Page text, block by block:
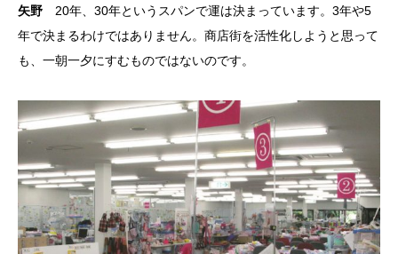
矢野 20年、30年というスパンで運は決まっています。3年や5
年で決まるわけではありません。商店街を活性化しようと思って
も、一朝一夕にすむものではないのです。